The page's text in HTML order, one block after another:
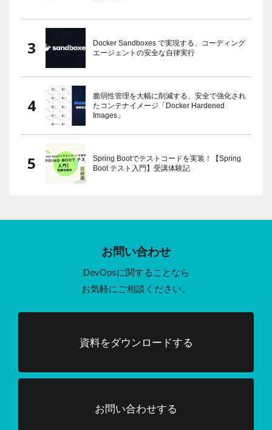
Docker Sandboxes で実現する、コーディング
エージェントの安全な自律実行
脆弱性管理を大幅に削減する、安全で強化され
たコンテナイメージ「Docker Hardened
Images」
Spring Bootでテストコードを実装！【Spring
Boot テスト入門】受講体験記
お問い合わせ
DevOpsに関することなら
お気軽にご相談ください。
資料をダウンロードする
お問い合わせする